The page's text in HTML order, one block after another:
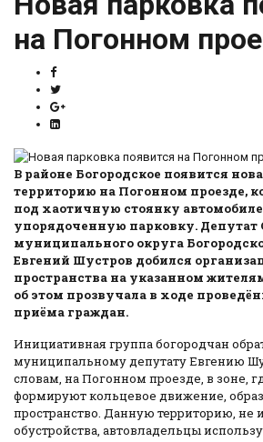
на Погонном
В районе Богородское появится
территорию на Погонном проезде,
под хаотичную стоянку
упорядоченную парковку. Депутат
муниципального округа
Евгений Шустров добился
пространства на указанном
об этом прозвучала в ходе
приёма граждан.
Инициативная группа богородчан
муниципальному депутату Евгению
словам, на Погонном проезде, в зоне,
формируют кольцевое движение,
пространство. Данную территорию,
обустройства, автовладельцы